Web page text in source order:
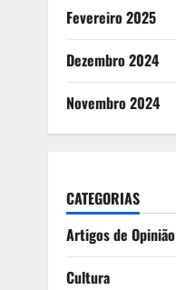
Fevereiro 2025
Dezembro 2024
Novembro 2024
CATEGORIAS
Artigos de Opinião
Cultura